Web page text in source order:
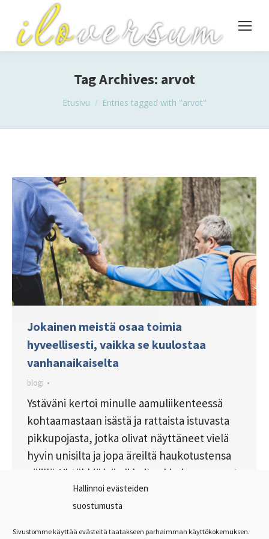
Hallinnoi evästeiden
suostumusta
Sivustomme käyttää evästeitä taatakseen parhaimman käyttökokemuksen.
Tag Archives: arvot
You are here:
Etusivu Entries tagged with "arvot"
Jokainen meistä osaa toimia
hyveellisesti, vaikka se kuulostaa
vanhanaikaiselta
blogi
Ystäväni kertoi minulle aamuliikenteessä
kohtaamastaan isästä ja rattaista istuvasta
pikkupojasta, jotka olivat näyttäneet vielä
hyvin unisilta ja jopa äreiltä haukotustensa
välillä. Yhtäkkiä isä oli kuitenkin huomannut
ystäväni myötätuntoisen katseen, jolloin
hän oli kääntynyt poikansa puoleen ja